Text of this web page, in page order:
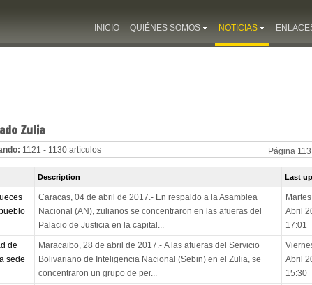
INICIO QUIÉNES SOMOS NOTICIAS
Zulia
1121 - 1130 artículos Página
Description Last
Caracas, 04 de abril de 2017.- En respaldo a la Asamblea
Nacional (AN), zulianos se concentraron en las afueras del
Palacio de Justicia en la capital...
Abril
17:01
de
sede
Maracaibo, 28 de abril de 2017.- A las afueras del Servicio
Bolivariano de Inteligencia Nacional (Sebin) en el Zulia, se
concentraron un grupo de per...
Abril
15:30